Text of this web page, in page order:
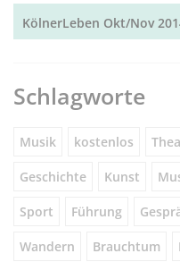
KölnerLeben Okt/Nov
Schlagworte
Musik kostenlos
Geschichte Kunst
Sport Führung
Wandern Brauchtum